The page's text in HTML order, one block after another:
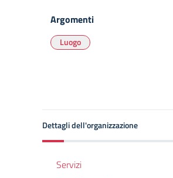
Argomenti
Luogo
Dettagli dell'organizzazione
Servizi